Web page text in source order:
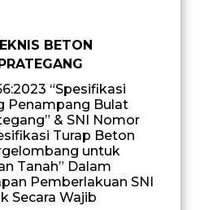
BETON
“Spesifikasi
Penampang Bulat
& SNI Nomor
Turap Beton
untuk
Tanah” Dalam
Pemberlakuan SNI
Secara Wajib